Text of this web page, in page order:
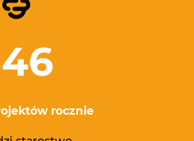
rocznie